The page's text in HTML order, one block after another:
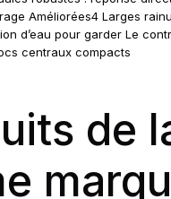
Améliorées4 Larges
d’eau pour garder Le
centraux compacts
de